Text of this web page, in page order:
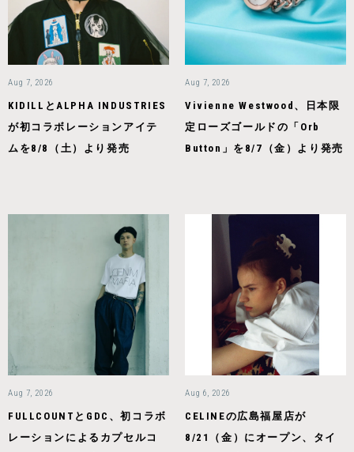
Aug 7, 2026
KIDILLとALPHA INDUSTRIES
が初コラボレーションアイテ
ムを8/8（土）より発売
Aug 7, 2026
Vivienne Westwood、日本限
定ローズゴールドの「Orb
Button」を8/7（金）より発売
Aug 7, 2026
FULLCOUNTとGDC、初コラボ
レーションによるカプセルコ
Aug 6, 2026
CELINEの広島福屋店が
8/21（金）にオープン、タイ